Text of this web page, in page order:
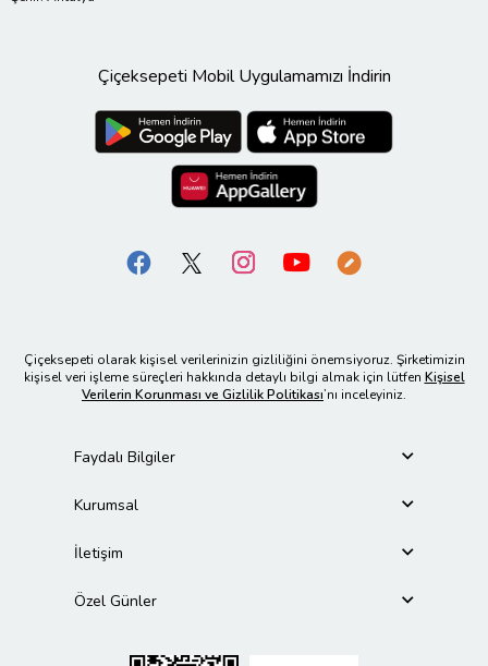
Çiçeksepeti Mobil Uygulamamızı İndirin
Çiçeksepeti olarak kişisel verilerinizin gizliliğini önemsiyoruz. Şirketimizin
kişisel veri işleme süreçleri hakkında detaylı bilgi almak için lütfen Kişisel
Verilerin Korunması ve Gizlilik Politikası’nı inceleyiniz.
Faydalı Bilgiler
Kurumsal
İletişim
Özel Günler